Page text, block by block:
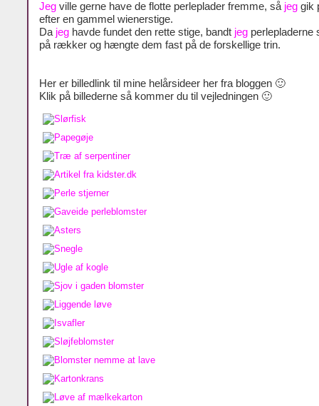
Jeg ville gerne have de flotte perleplader fremme, så jeg gik
efter en gammel wienerstige.
Da jeg havde fundet den rette stige, bandt jeg perlepladerne
på rækker og hængte dem fast på de forskellige trin.
Her er billedlink til mine helårsideer her fra bloggen 🙂
Klik på billederne så kommer du til vejledningen 🙂